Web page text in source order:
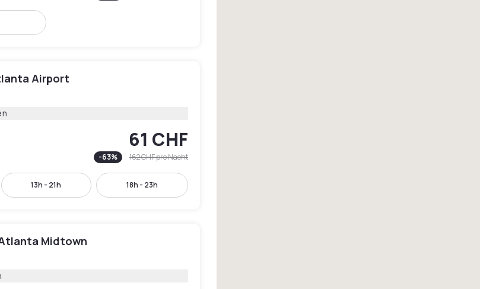
Airport
61 CHF
-63% 162 CHFpro Nacht
13h - 21h 18h - 23h
Midtown